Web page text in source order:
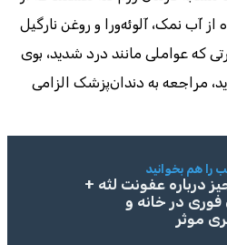
آب نمک، آلوئه‌ورا و روغن نارگیل
که عواملی مانند درد شدید، بوی
مراجعه به دندان‌پزشک الزامی
را هم بخوانید
درباره عفونت لثه +
فوری در خانه و
موثر